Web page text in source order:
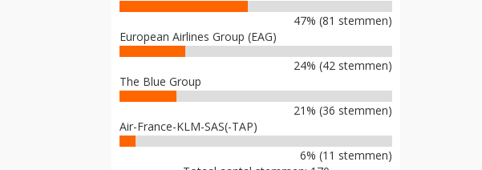
47% (81 stemmen)
European Airlines Group (EAG)
24% (42 stemmen)
The Blue Group
21% (36 stemmen)
Air-France-KLM-SAS(-TAP)
6% (11 stemmen)